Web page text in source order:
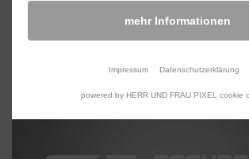
Anfragen
mehr Informationen
Impressum Datenschutzerklärung
powered by HERR UND FRAU PIXEL cookie